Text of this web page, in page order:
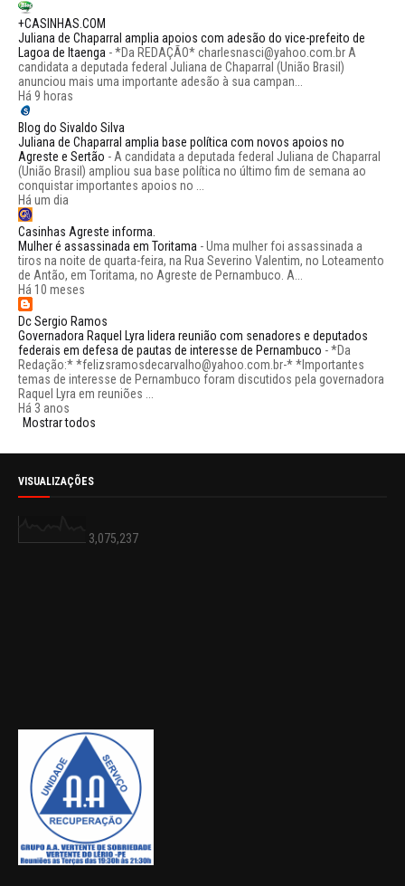
+CASINHAS.COM
Juliana de Chaparral amplia apoios com adesão do vice-prefeito de
Lagoa de Itaenga -*Da REDAÇÃO* charlesnasci@yahoo.com.br A
candidata a deputada federal Juliana de Chaparral (União Brasil)
anunciou mais uma importante adesão à sua campan...
Há 9 horas
Blog do Sivaldo Silva
Juliana de Chaparral amplia base política com novos apoios no
Agreste e Sertão - A candidata a deputada federal Juliana de Chaparral
(União Brasil) ampliou sua base política no último fim de semana ao
conquistar importantes apoios no ...
Há um dia
Casinhas Agreste informa.
Mulher é assassinada em Toritama -Uma mulher foi assassinada a
tiros na noite de quarta-feira, na Rua Severino Valentim, no Loteamento
de Antão, em Toritama, no Agreste de Pernambuco. A...
Há 10 meses
Dc Sergio Ramos
Governadora Raquel Lyra lidera reunião com senadores e deputados
federais em defesa de pautas de interesse de Pernambuco -*Da
Redação:* *felizsramosdecarvalho@yahoo.com.br-* *Importantes
temas de interesse de Pernambuco foram discutidos pela governadora
Raquel Lyra em reuniões ...
Há 3 anos
Mostrar todos
VISUALIZAÇÕES
3,075,237